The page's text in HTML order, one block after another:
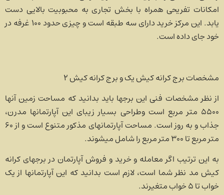
امکانات تفریحی همراه با بخش تجاری به محبوبیت بالایی دست
یابد. این مرکز خرید دارای سه طبقه است و چیزی حدود ۱۰۰ غرفه در
خود جای داده است.
مشخصات برج کرانه کیش یک و برج کرانه کیش ۲
از نظر مشخصات فنی این برج­ها باید بدانید که مساحت زمین آنها
۵۵۰۰ متر مربع است وطراحی بسیار زیبای این آپارتمانها مدرن،
جذاب و به روز است. مساحت آپارتمان­های مذکور متنوع است و از ۶۰
متر مربع تا ۳۰۰ متر مربع را شامل می­شوند.
به این ترتیب اگر معامله و خرید و فروش آپارتمان در برجهای کرانه
کیش مد نظر شما است، لازم است بدانید که این آپارتمان­ها از یک
خواب تا ۵ خواب متغیرند.